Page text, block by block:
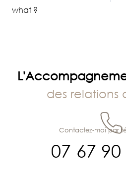
what ?
des relations
07 67 90
Contactez-moi par